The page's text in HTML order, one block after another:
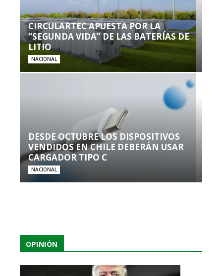
CIRCULARTEC APUESTA POR LA
“SEGUNDA VIDA” DE LAS BATERÍAS DE
LITIO
NACIONAL
DESDE OCTUBRE LOS DISPOSITIVOS
VENDIDOS EN CHILE DEBERÁN USAR
CARGADOR TIPO C
NACIONAL
OPINIÓN